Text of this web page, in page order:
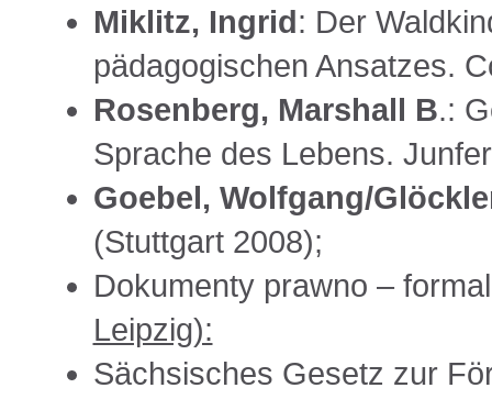
Miklitz, Ingrid: Der
pädagogischen Ansatzes.
Rosenberg, Marshall B.:
Sprache des Lebens.
Goebel, Wolfgang/
(Stuttgart 2008);
Dokumenty prawno –
Leipzig):
Sächsisches Gesetz zur